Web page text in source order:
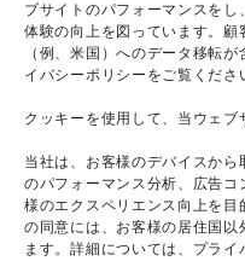
ブサイトのパフォーマンスをし
体験の向上を図っています。
（例、米国）へのデータ移転
イバシーポリシーをご覧くださ
クッキーを使用して、当ウェブ
当社は、お客様のデバイスか
のパフォーマンス分析、広告
様のエクスペリエンス向上を目
の同意には、お客様の居住国
ます。詳細については、プライ
プレスリリース